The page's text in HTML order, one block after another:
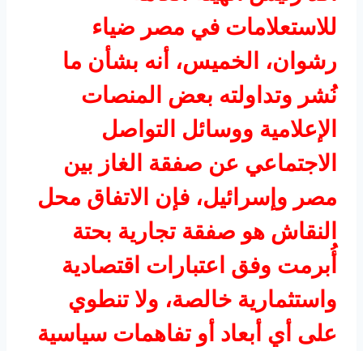
للاستعلامات في مصر ضياء
رشوان، الخميس، أنه بشأن ما
نُشر وتداولته بعض المنصات
الإعلامية ووسائل التواصل
الاجتماعي عن صفقة الغاز بين
مصر وإسرائيل، فإن الاتفاق محل
النقاش هو صفقة تجارية بحتة
أُبرمت وفق اعتبارات اقتصادية
واستثمارية خالصة، ولا تنطوي
على أي أبعاد أو تفاهمات سياسية